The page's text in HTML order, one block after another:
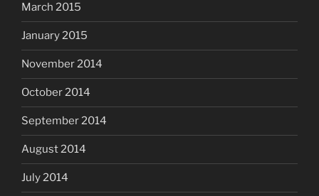
March 2015
January 2015
November 2014
October 2014
September 2014
August 2014
July 2014